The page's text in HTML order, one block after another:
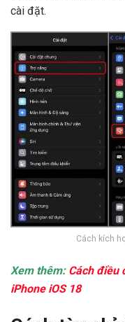
cài đặt.
Cách kích
Xem thêm: Cách điều
iPhone iOS 18